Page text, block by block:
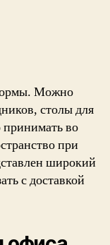
Можно
столы для
принимать во
при
широкий
с доставкой